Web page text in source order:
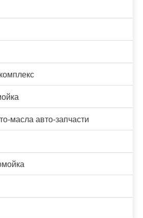
масла авто-запчасти